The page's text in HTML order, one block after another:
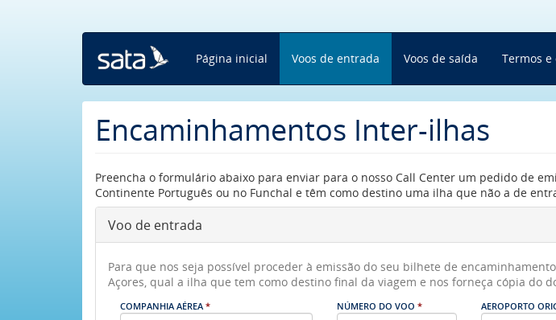
Página inicial Voos de entrada Voos de saída Termos e
Encaminhamentos Inter-ilhas
Preencha o formulário abaixo para enviar para o nosso Call Center um pedido de
Continente Português ou no Funchal e têm como destino uma ilha que não a de
Voo de entrada
Para que nos seja possível proceder à emissão do seu bilhete de
Açores, qual a ilha que tem como destino final da viagem e nos forneça cópia do
COMPANHIA AÉREA* NÚMERO DO VOO * AEROPORTO